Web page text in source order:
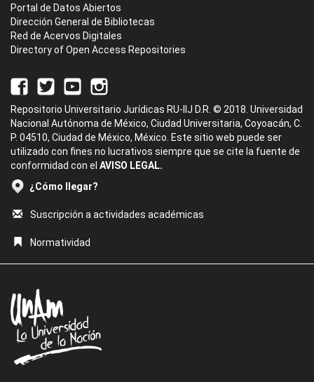
Portal de Datos Abiertos
Dirección General de Bibliotecas
Red de Acervos Digitales
Directory of Open Access Repositories
Repositorio Universitario Jurídicas RU-IIJ D.R. © 2018. Universidad
Nacional Autónoma de México, Ciudad Universitaria, Coyoacán, C.
P. 04510, Ciudad de México, México. Este sitio web puede ser
utilizado con fines no lucrativos siempre que se cite la fuente de
conformidad con el AVISO LEGAL.
¿Cómo llegar?
Suscripción a actividades académicas
Normatividad